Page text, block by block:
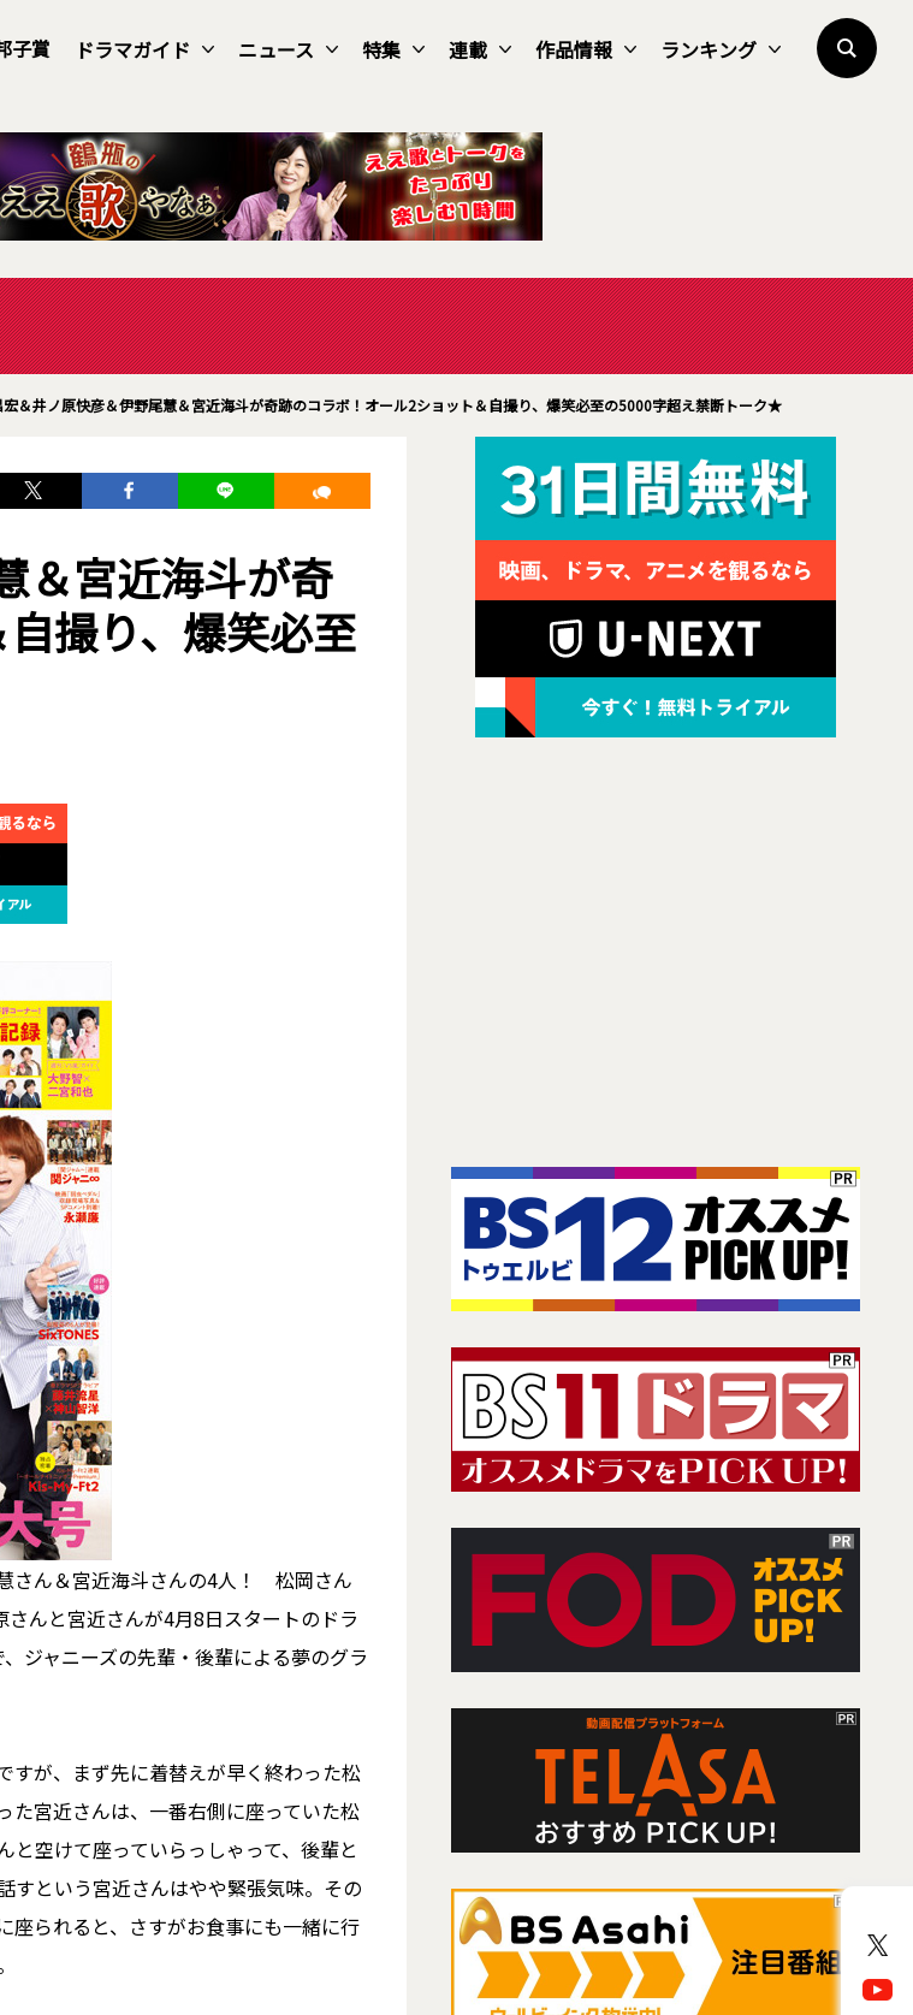
子賞 ドラマガイド ニュース 特集 連載 作品情報 ランキング
宏＆井ノ原快彦＆伊野尾慧＆宮近海斗が奇跡のコラボ！オール2ショット＆自撮り、爆笑必至の5000字超え禁断トーク★
＆宮近海斗が奇
撮り、爆笑必至
さん＆宮近海斗さんの4人！ 松岡さん
んと宮近さんが4月8日スタートのドラ
ジャニーズの先輩・後輩による夢のグラ
が、まず先に着替えが早く終わった松
た宮近さんは、一番右側に座っていた松
空けて座っていらっしゃって、後輩と
すという宮近さんはやや緊張気味。その
座られると、さすがお食事にも一緒に行